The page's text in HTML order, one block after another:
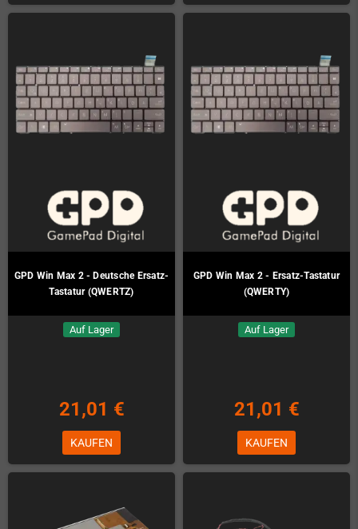
GPD Win Max 2 - Deutsche Ersatz-
Tastatur (QWERTZ)
Auf Lager
21,01 €
KAUFEN
GPD Win Max 2 - Ersatz-Tastatur
(QWERTY)
Auf Lager
21,01 €
KAUFEN